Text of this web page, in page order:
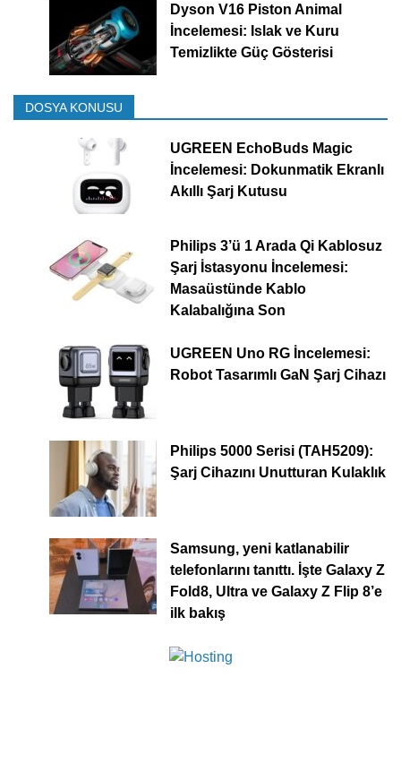
Dyson V16 Piston Animal
İncelemesi: Islak ve Kuru
Temizlikte Güç Gösterisi
DOSYA KONUSU
UGREEN EchoBuds Magic
İncelemesi: Dokunmatik Ekranlı
Akıllı Şarj Kutusu
Philips 3’ü 1 Arada Qi Kablosuz
Şarj İstasyonu İncelemesi:
Masaüstünde Kablo
Kalabalığına Son
UGREEN Uno RG İncelemesi:
Robot Tasarımlı GaN Şarj Cihazı
Philips 5000 Serisi (TAH5209):
Şarj Cihazını Unutturan Kulaklık
Samsung, yeni katlanabilir
telefonlarını tanıttı. İşte Galaxy Z
Fold8, Ultra ve Galaxy Z Flip 8’e
ilk bakış